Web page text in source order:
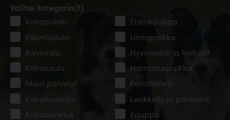
Valitse kategoria(t)
Koirapuisto
Eläinkauppa
Eläinlääkäri
Uimapaikka
Ravintola
Hyvinvointi ja hoitolat
Koirakoulu
Harrastuspaikka
Muut palvelut
Koirahotelli
Koirakuvaaja
Lenkkeily ja patikointi
Koirasovellus
Kauppa